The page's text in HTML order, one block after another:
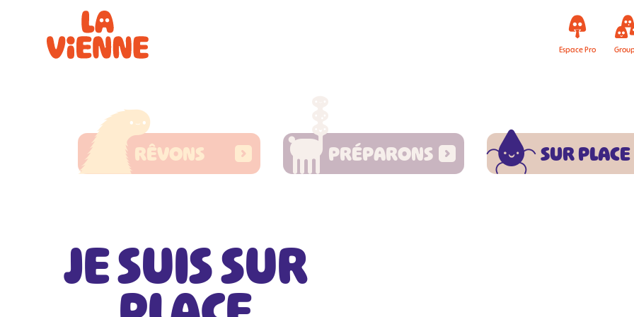
Espace Pro
RÊVONS PRÉPARONS SUR PLACE
JE SUIS SUR
Panneau de gestion des cookies